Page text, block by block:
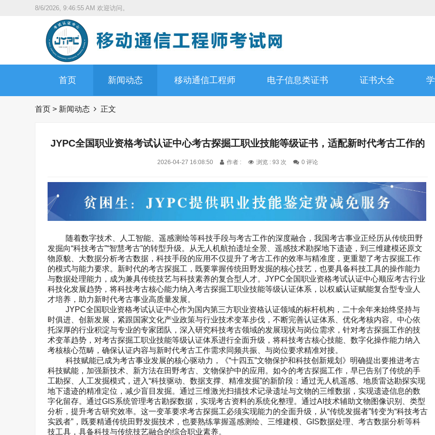
8/6/2026, 9:46:56 AM 欢迎访问。
首页 新闻动态 移动通信工程师 电子信息类证书 证书大全
首页 > 新闻动态 正文
JYPC全国职业资格考试认证中心考古探掘工职业技能等级证书，适配新时代考古工作的
专业人才培养
2026-04-27 16:08:50 作者 : 浏览 : 93 次 0 评论
随着数字技术、人工智能、遥感测绘等科技手段与考古工作的深度融合，我国考古事业正经历从传统田野
发掘向“科技考古”“智慧考古”的转型升级。从无人机航拍遗址全景、遥感技术勘探地下遗迹，到三维建模还原文
物原貌、大数据分析考古数据，科技手段的应用不仅提升了考古工作的效率与精准度，更重塑了考古探掘工作
的模式与能力要求。新时代的考古探掘工，既要掌握传统田野发掘的核心技艺，也要具备科技工具的操作能力
与数据处理能力，成为兼具传统技艺与科技素养的复合型人才。 JYPC全国职业资格考试认证中心顺应考古行业
科技化发展趋势，将科技考古核心能力纳入考古探掘工职业技能等级认证体系，以权威认证赋能复合型专业人
才培养，助力新时代考古事业高质量发展。
JYPC全国职业资格考试认证中心作为国内第三方职业资格认证领域的标杆机构，二十余年来始终坚持与
时俱进、创新发展，紧跟国家文化产业政策与行业技术变革步伐，不断完善认证体系、优化考核内容。中心依
托深厚的行业积淀与专业的专家团队，深入研究科技考古领域的发展现状与岗位需求，针对考古探掘工作的技
术变革趋势，对考古探掘工职业技能等级认证体系进行全面升级，将科技考古核心技能、数字化操作能力纳入
考核核心范畴，确保认证内容与新时代考古工作需求同频共振、与岗位要求精准对接。
科技赋能已成为考古事业发展的核心驱动力，《“十四五”文物保护和科技创新规划》明确提出要推进考古
科技赋能，加强新技术、新方法在田野考古、文物保护中的应用。如今的考古探掘工作，早已告别了传统的手
工勘探、人工发掘模式，进入“科技驱动、数据支撑、精准发掘”的新阶段：通过无人机遥感、地质雷达勘探实现
地下遗迹的精准定位，减少盲目发掘。通过三维激光扫描技术记录遗址与文物的三维数据，实现遗迹信息的数
字化留存。通过GIS系统管理考古勘探数据，实现考古资料的系统化整理。通过AI 技术辅助文物图像识别、类型
分析，提升考古研究效率。这一变革要求考古探掘工必须实现能力的全面升级，从“传统发掘者”转变为“科技考古
实践者”，既要精通传统田野发掘技术，也要熟练掌握遥感测绘、三维建模、 GIS数据处理、考古数据分析等科
技工具，具备科技与传统技艺融合的综合职业素养。